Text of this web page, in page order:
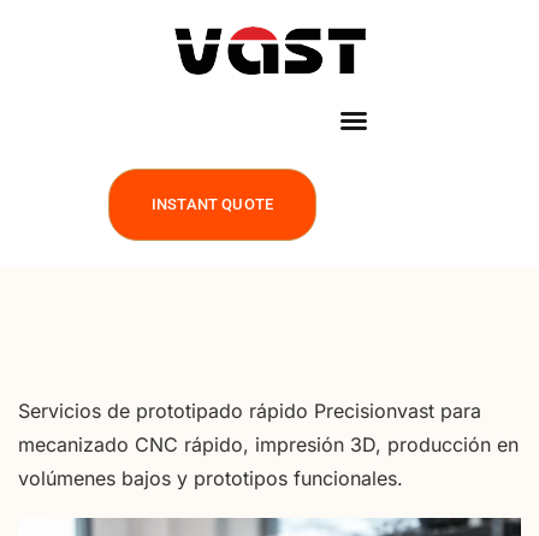
INSTANT QUOTE
Servicios de prototipado rápido Precisionvast para
mecanizado CNC rápido, impresión 3D, producción en
volúmenes bajos y prototipos funcionales.